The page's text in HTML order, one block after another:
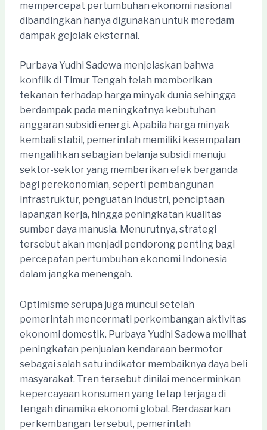
mempercepat pertumbuhan ekonomi nasional
dibandingkan hanya digunakan untuk meredam
dampak gejolak eksternal.
Purbaya Yudhi Sadewa menjelaskan bahwa
konflik di Timur Tengah telah memberikan
tekanan terhadap harga minyak dunia sehingga
berdampak pada meningkatnya kebutuhan
anggaran subsidi energi. Apabila harga minyak
kembali stabil, pemerintah memiliki kesempatan
mengalihkan sebagian belanja subsidi menuju
sektor-sektor yang memberikan efek berganda
bagi perekonomian, seperti pembangunan
infrastruktur, penguatan industri, penciptaan
lapangan kerja, hingga peningkatan kualitas
sumber daya manusia. Menurutnya, strategi
tersebut akan menjadi pendorong penting bagi
percepatan pertumbuhan ekonomi Indonesia
dalam jangka menengah.
Optimisme serupa juga muncul setelah
pemerintah mencermati perkembangan aktivitas
ekonomi domestik. Purbaya Yudhi Sadewa melihat
peningkatan penjualan kendaraan bermotor
sebagai salah satu indikator membaiknya daya beli
masyarakat. Tren tersebut dinilai mencerminkan
kepercayaan konsumen yang tetap terjaga di
tengah dinamika ekonomi global. Berdasarkan
perkembangan tersebut, pemerintah